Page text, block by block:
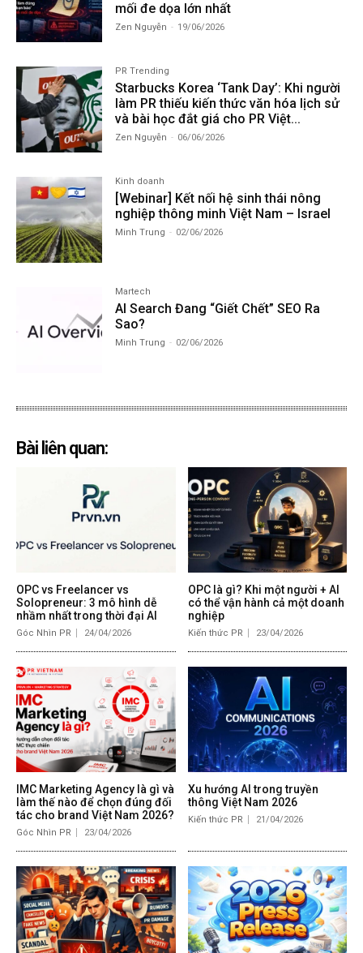
mối đe dọa lớn nhất
Zen Nguyễn - 19/06/2026
PR Trending
Starbucks Korea ‘Tank Day’: Khi người
làm PR thiếu kiến thức văn hóa lịch sử
và bài học đắt giá cho PR Việt...
Zen Nguyễn - 06/06/2026
Kinh doanh
[Webinar] Kết nối hệ sinh thái nông
nghiệp thông minh Việt Nam – Israel
Minh Trung - 02/06/2026
Martech
AI Search Đang “Giết Chết” SEO Ra
Sao?
Minh Trung - 02/06/2026
Bài liên quan:
OPC vs Freelancer vs
Solopreneur: 3 mô hình dễ
nhầm nhất trong thời đại AI
Góc Nhìn PR 24/04/2026
OPC là gì? Khi một người + AI
có thể vận hành cả một doanh
nghiệp
Kiến thức PR 23/04/2026
IMC Marketing Agency là gì và
làm thế nào để chọn đúng đối
tác cho brand Việt Nam 2026?
Góc Nhìn PR 23/04/2026
Xu hướng AI trong truyền
thông Việt Nam 2026
Kiến thức PR 21/04/2026